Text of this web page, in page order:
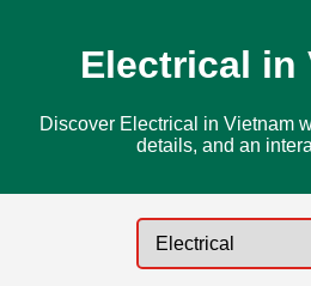
Electrical in
Discover Electrical in Vietnam
details, and an